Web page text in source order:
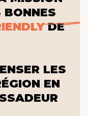
BONNES
DE
LES
EN